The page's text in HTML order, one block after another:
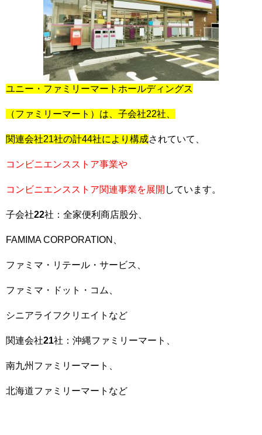
ユニー・ファミリーマートホールディングス
（ファミリーマート）は、子会社22社、
関連会社21社の計44社により構成されていて、
コンビニエンスストア事業や
コンビニエンスストア関連事業を展開 しています。
子会社22社：全家便利商店股分、
FAMIMA CORPORATION、
ファミマ・リテール・サービス、
ファミマ・ドット・コム、
シニアライフクリエイトなど
関連会社21社：沖縄ファミリーマート、
南九州ファミリーマート、
北海道ファミリーマートなど